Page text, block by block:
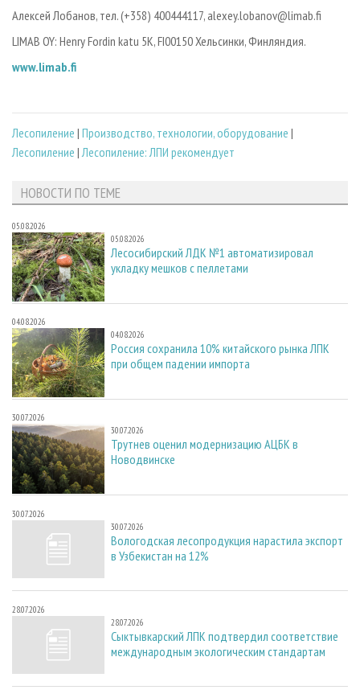
Алексей Лобанов, тел. (+358) 400­44­41­17, alexey.lobanov@limab.fi
LIMAB OY: Henry Fordin katu 5K, FI­00150 Хельсинки, Финляндия.
www.limab.fi
Лесопиление | Производство, технологии, оборудование |
Лесопиление |Лесопиление: ЛПИ рекомендует
НОВОСТИ ПО ТЕМЕ
05.08.2026
05.08.2026
Лесосибирский ЛДК №1 автоматизировал
укладку мешков с пеллетами
04.08.2026
04.08.2026
Россия сохранила 10% китайского рынка ЛПК
при общем падении импорта
30.07.2026
30.07.2026
Трутнев оценил модернизацию АЦБК в
Новодвинске
30.07.2026
30.07.2026
Вологодская лесопродукция нарастила экспорт
в Узбекистан на 12%
28.07.2026
28.07.2026
Сыктывкарский ЛПК подтвердил соответствие
международным экологическим стандартам